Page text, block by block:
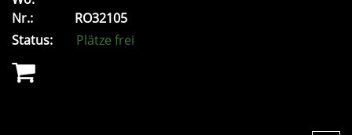
Nr.:
RO32105
Status:
Plätze frei